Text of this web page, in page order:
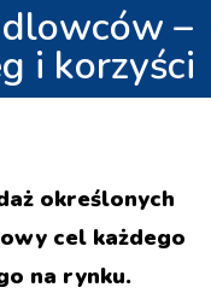
–
i korzyści
określonych
cel każdego
na rynku.